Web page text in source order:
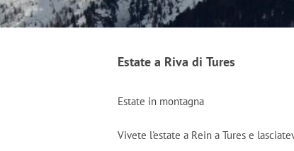
Estate a Riva di Tures
Estate in montagna
Vivete l'estate a Rein a Tures e